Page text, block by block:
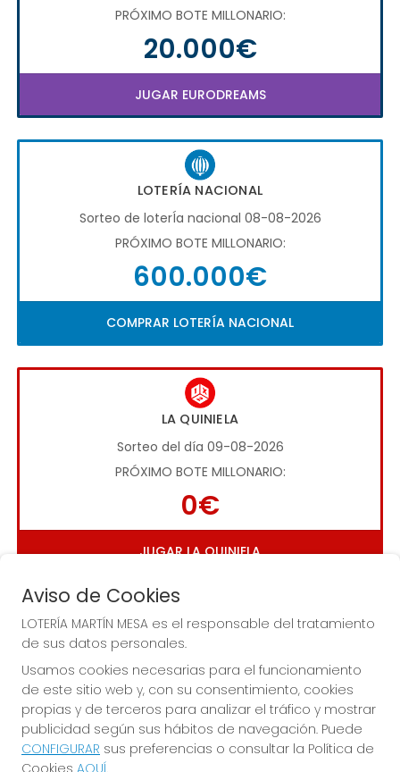
PRÓXIMO BOTE MILLONARIO:
20.000€
JUGAR EURODREAMS
LOTERÍA NACIONAL
Sorteo de loterÍa nacional 08-08-2026
PRÓXIMO BOTE MILLONARIO:
600.000€
COMPRAR LOTERÍA NACIONAL
LA QUINIELA
Sorteo del día 09-08-2026
PRÓXIMO BOTE MILLONARIO:
0€
JUGAR LA QUINIELA
Imagen anterior
LOTERÍA MARTÍN MESA
Aviso de Cookies
LOTERÍA MARTÍN MESA es el responsable del tratamiento
de sus datos personales.
Usamos cookies necesarias para el funcionamiento
de este sitio web y, con su consentimiento, cookies
propias y de terceros para analizar el tráfico y mostrar
publicidad según sus hábitos de navegación. Puede
CONFIGURAR sus preferencias o consultar la Política de
Cookies AQUÍ.